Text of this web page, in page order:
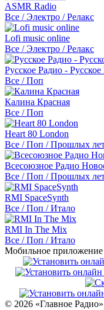
ASMR Radio
Все / Электро / Релакс
Lofi music online
Все / Электро / Релакс
Русское Радио -
Все / Поп
Калина Красная
Все / Поп
Heart 80 London
Все / Поп / Прошлых
Всесоюзное Радио
Все / Поп / Прошлых
RMI SpaceSynth
Все / Поп / Итало
RMI In The Mix
Все / Поп / Итало
Мобильное приложение
© 2026 «Главное